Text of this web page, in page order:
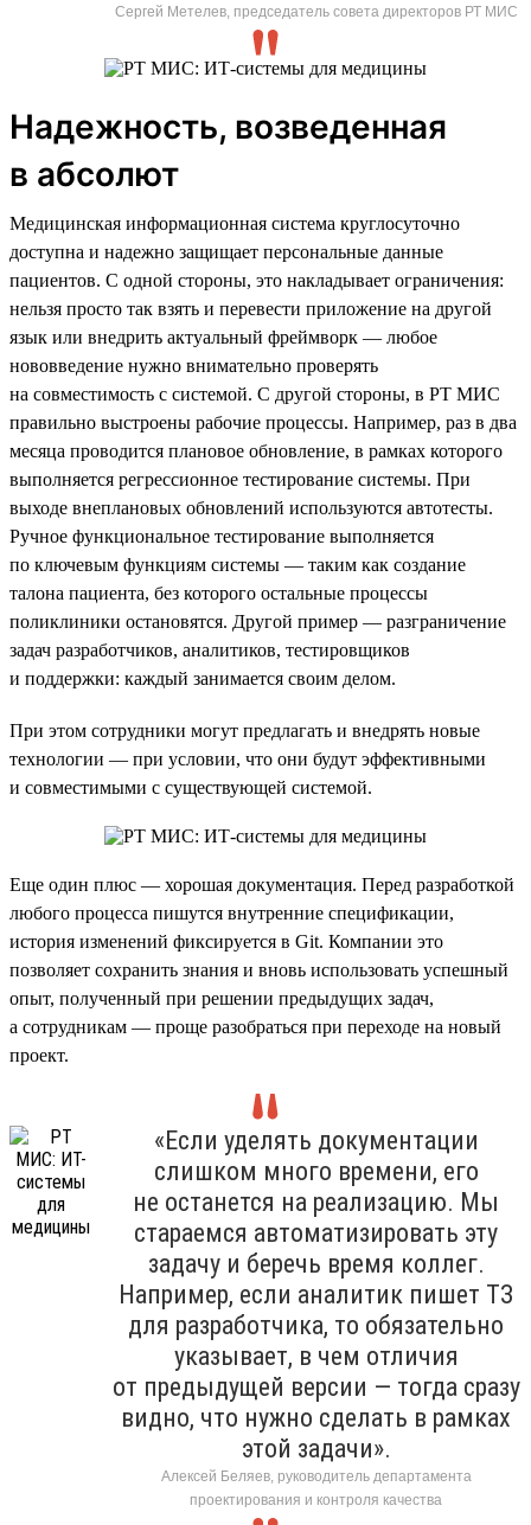
Сергей Метелев, председатель совета директоров РТ МИС
Надежность, возведенная
в абсолют
Медицинская информационная система круглосуточно
доступна и надежно защищает персональные данные
пациентов. С одной стороны, это накладывает ограничения:
нельзя просто так взять и перевести приложение на другой
язык или внедрить актуальный фреймворк — любое
нововведение нужно внимательно проверять
на совместимость с системой. С другой стороны, в РТ МИС
правильно выстроены рабочие процессы. Например, раз в два
месяца проводится плановое обновление, в рамках которого
выполняется регрессионное тестирование системы. При
выходе внеплановых обновлений используются автотесты.
Ручное функциональное тестирование выполняется
по ключевым функциям системы — таким как создание
талона пациента, без которого остальные процессы
поликлиники остановятся. Другой пример — разграничение
задач разработчиков, аналитиков, тестировщиков
и поддержки: каждый занимается своим делом.
При этом сотрудники могут предлагать и внедрять новые
технологии — при условии, что они будут эффективными
и совместимыми с существующей системой.
Еще один плюс — хорошая документация. Перед разработкой
любого процесса пишутся внутренние спецификации,
история изменений фиксируется в Git. Компании это
позволяет сохранить знания и вновь использовать успешный
опыт, полученный при решении предыдущих задач,
а сотрудникам — проще разобраться при переходе на новый
проект.
«Если уделять документации
слишком много времени, его
не останется на реализацию. Мы
стараемся автоматизировать эту
задачу и беречь время коллег.
Например, если аналитик пишет ТЗ
для разработчика, то обязательно
указывает, в чем отличия
от предыдущей версии — тогда сразу
видно, что нужно сделать в рамках
этой задачи».
Алексей Беляев, руководитель департамента
проектирования и контроля качества